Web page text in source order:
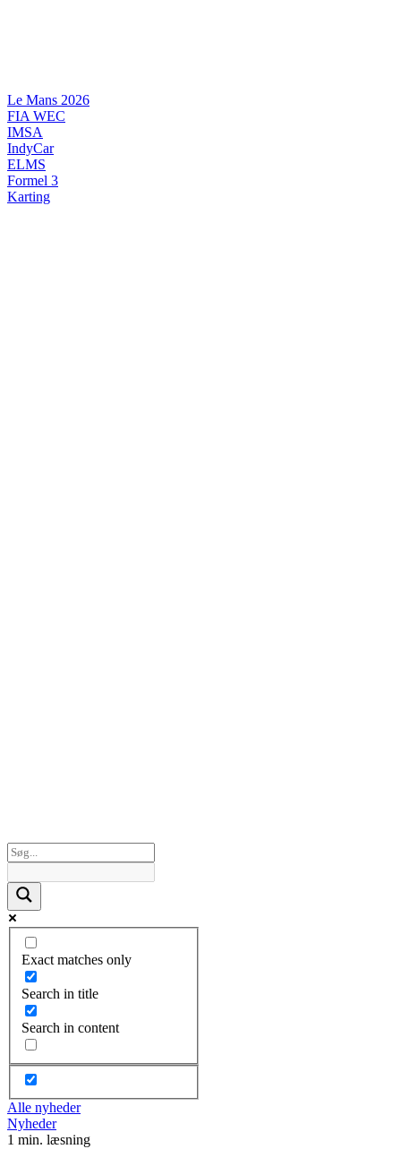
Le Mans 2026
FIA WEC
IMSA
IndyCar
ELMS
Formel 3
Karting
Exact matches only
Search in title
Search in content
Alle nyheder
Nyheder
1 min. læsning